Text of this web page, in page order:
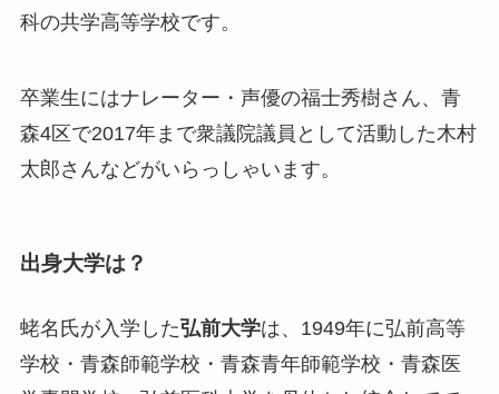
科の共学高等学校です。
卒業生にはナレーター・声優の福士秀樹さん、青
森4区で2017年まで衆議院議員として活動した木村
太郎さんなどがいらっしゃいます。
出身大学は？
蛯名氏が入学した弘前大学は、1949年に弘前高等
学校・青森師範学校・青森青年師範学校・青森医